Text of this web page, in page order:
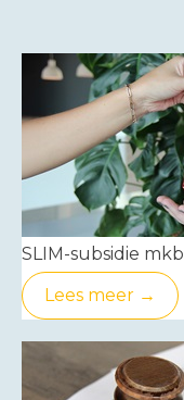
SLIM-subsidie
Lees meer →